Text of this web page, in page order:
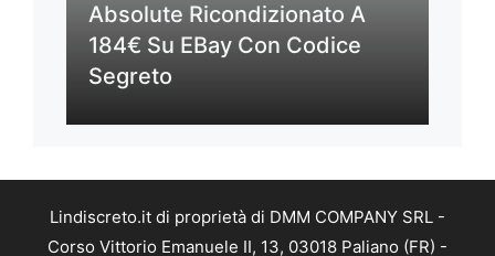
Absolute Ricondizionato A
184€ Su EBay Con Codice
Segreto
Lindiscreto.it di proprietà di DMM COMPANY SRL -
Corso Vittorio Emanuele II, 13, 03018 Paliano (FR) -